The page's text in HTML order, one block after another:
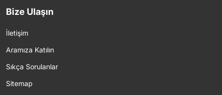
Bize Ulaşın
İletişim
Aramıza Katılın
Sıkça Sorulanlar
Sitemap